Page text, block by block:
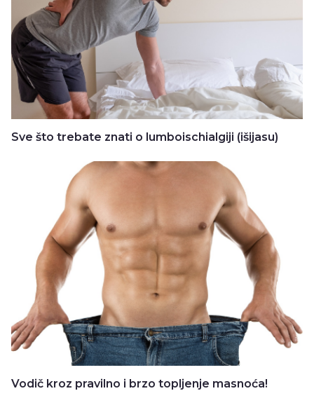
Sve što trebate znati o lumboischialgiji (išijasu)
Vodič kroz pravilno i brzo topljenje masnoća!